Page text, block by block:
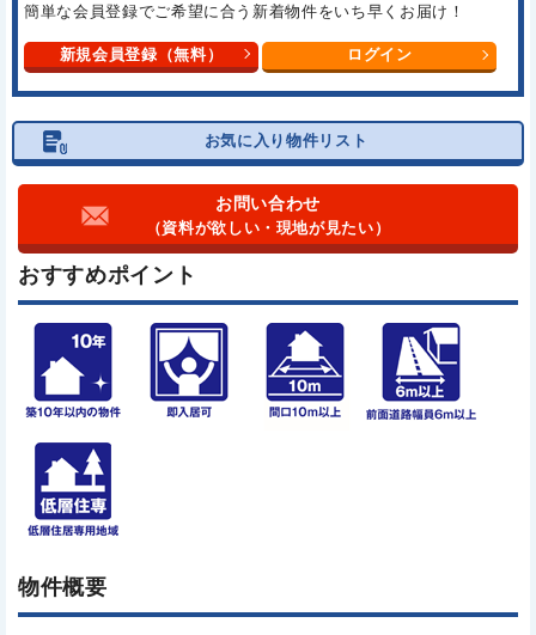
簡単な会員登録でご希望に合う 新着物件をいち早くお届け！
新規会員登録（無料） ログイン
お気に入り物件リスト
お問い合わせ
（資料が欲しい・現地が見たい）
おすすめポイント
物件概要